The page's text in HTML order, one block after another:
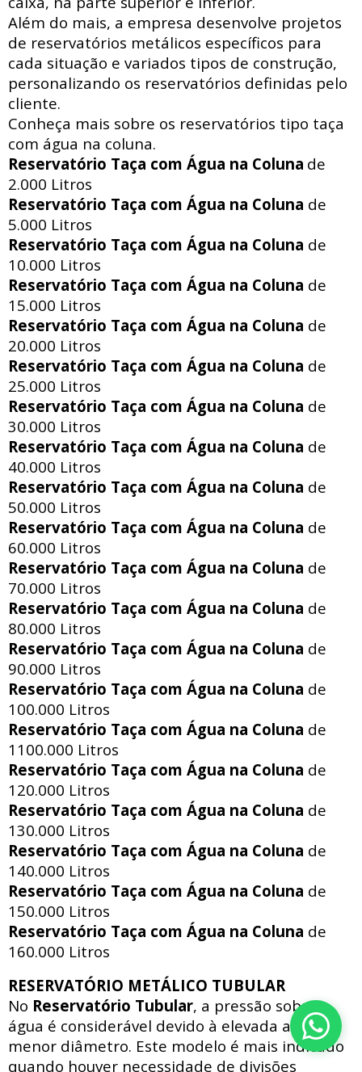
Além do mais, a empresa desenvolve projetos
de reservatórios metálicos específicos para
cada situação e variados tipos de construção,
personalizando os reservatórios definidas pelo
cliente.
Conheça mais sobre os reservatórios tipo taça
com água na coluna.
Reservatório Taça com Água na Coluna de
2.000 Litros
Reservatório Taça com Água na Coluna de
5.000 Litros
Reservatório Taça com Água na Coluna de
10.000 Litros
Reservatório Taça com Água na Coluna de
15.000 Litros
Reservatório Taça com Água na Coluna de
20.000 Litros
Reservatório Taça com Água na Coluna de
25.000 Litros
Reservatório Taça com Água na Coluna de
30.000 Litros
Reservatório Taça com Água na Coluna de
40.000 Litros
Reservatório Taça com Água na Coluna de
50.000 Litros
Reservatório Taça com Água na Coluna de
60.000 Litros
Reservatório Taça com Água na Coluna de
70.000 Litros
Reservatório Taça com Água na Coluna de
80.000 Litros
Reservatório Taça com Água na Coluna de
90.000 Litros
Reservatório Taça com Água na Coluna de
100.000 Litros
Reservatório Taça com Água na Coluna de
1100.000 Litros
Reservatório Taça com Água na Coluna de
120.000 Litros
Reservatório Taça com Água na Coluna de
130.000 Litros
Reservatório Taça com Água na Coluna de
140.000 Litros
Reservatório Taça com Água na Coluna de
150.000 Litros
Reservatório Taça com Água na Coluna de
160.000 Litros
RESERVATÓRIO METÁLICO TUBULAR
No Reservatório Tubular, a pressão sobre a
água é considerável devido à elevada altura e
menor diâmetro. Este modelo é mais indicado
quando houver necessidade de divisões